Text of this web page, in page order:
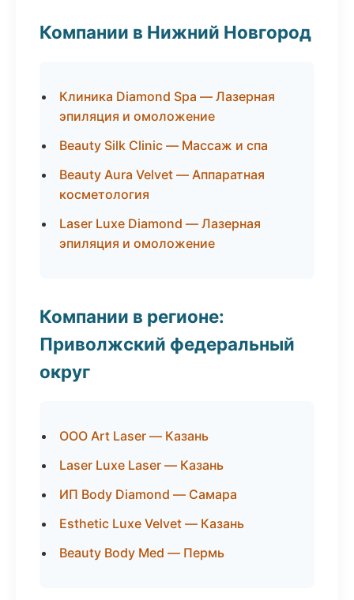
Компании в Нижний Новгород
Клиника Diamond Spa — Лазерная
эпиляция и омоложение
Beauty Silk Clinic — Массаж и спа
Beauty Aura Velvet — Аппаратная
косметология
Laser Luxe Diamond — Лазерная
эпиляция и омоложение
Компании в регионе:
Приволжский федеральный
округ
ООО Art Laser — Казань
Laser Luxe Laser — Казань
ИП Body Diamond — Самара
Esthetic Luxe Velvet — Казань
Beauty Body Med — Пермь